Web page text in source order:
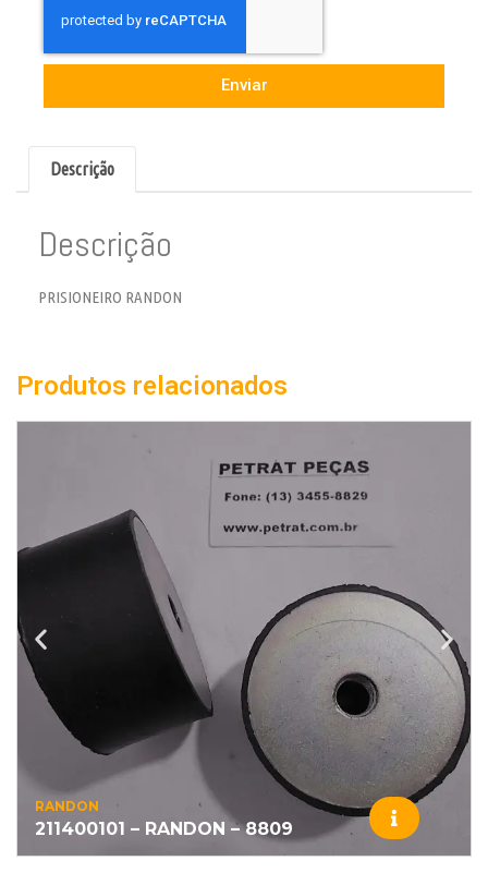
Enviar
Descrição
Descrição
PRISIONEIRO RANDON
Produtos relacionados
RANDON
211400101 – RANDON – 8809